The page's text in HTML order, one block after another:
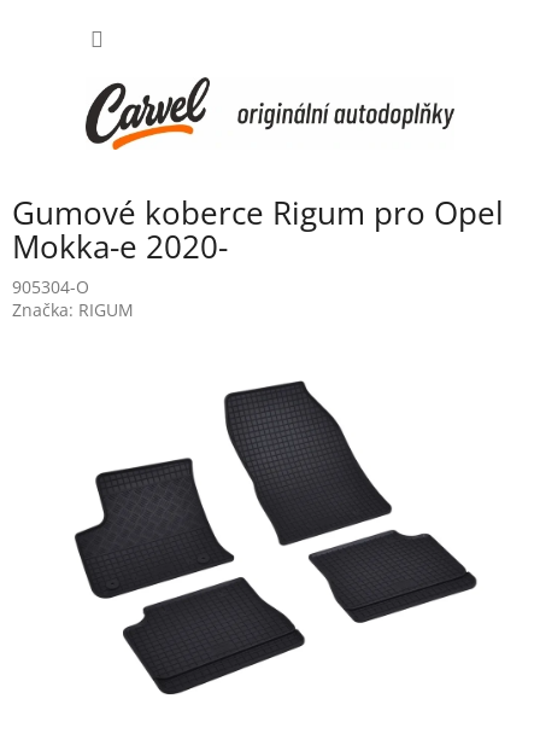
Gumové koberce Rigum pro Opel
Mokka-e 2020-
905304-O
Značka: RIGUM